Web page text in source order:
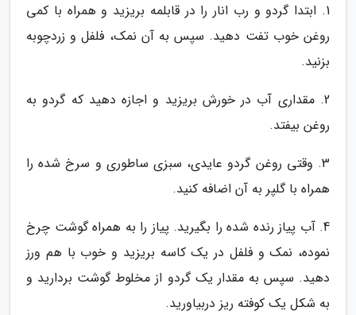
1. ابتدا گردو و رب انار را در قابلمه بریزید و همراه با کمی
روغن خوب تفت دهید. سپس به آن نمک، فلفل و زردچوبه
بزنید.
2. مقداری آب در خورش بریزید و اجازه دهید که گردو به
روغن بیفتد.
3. وقتی روغن گردو عایدی، سبزی ساطوری و سرخ شده را
همراه با گلپر به آن اضافه کنید.
4. آب پیاز رنده شده را بگیرید. پیاز را به همراه گوشت چرخ
نموده، نمک و فلفل در یک کاسه بریزید و خوب با هم ورز
دهید. سپس به مقدار یک گردو از مخلوط گوشت بردارید و
به شکل یک کوفته ریز دربیاورید.